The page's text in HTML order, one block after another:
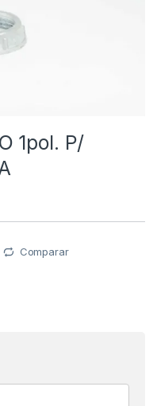
1pol. P/
Comparar